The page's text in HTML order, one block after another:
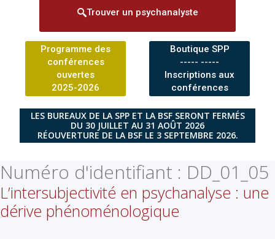
Trouver un psychanalyste
Programme des
conférences
ouvertes
2025-2026
Boutique SPP
----- -----
Inscriptions aux
conférences
LES BUREAUX DE LA SPP ET LA BSF SERONT FERMÉS
DU 30 JUILLET AU 31 AOÛT 2026
RÉOUVERTURE DE LA BSF LE 3 SEPTEMBRE 2026.
Numéro d'identifiant : DD_01_05
L’intersubjectivité en psychanalyse : une
dérive phénoménologique